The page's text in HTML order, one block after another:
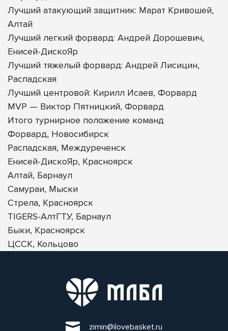
Лучший атакующий защитник: Марат Кривошей,
Алтай
Лучший легкий форвард: Андрей Дорошевич,
Енисей-ДискоЯр
Лучший тяжелый форвард: Андрей Лисицин,
Распадская
Лучший центровой: Кирилл Исаев, Форвард
MVP — Виктор Пятницкий, Форвард
Итого турнирное положение команд
Форвард, Новосибирск
Распадская, Междуреченск
Енисей-ДискоЯр, Красноярск
Алтай, Барнаул
Самураи, Мыски
Стрела, Красноярск
TIGERS-АлтГТУ, Барнаул
Быки, Красноярск
ЦССК, Кольцово
zimin@ilovebasket.ru